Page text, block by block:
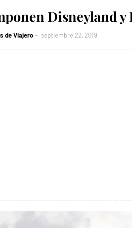
Disneyland y
de Viajero septiembre 22, 2019